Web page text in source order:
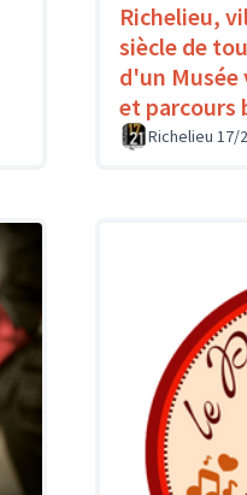
Richelieu,
siècle de
d'un
et parcours
Richelieu 17/